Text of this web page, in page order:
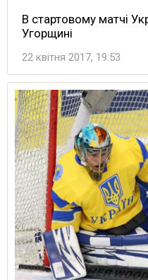
В стартовому матчі
Угорщині
22 квітня 2017, 19:53